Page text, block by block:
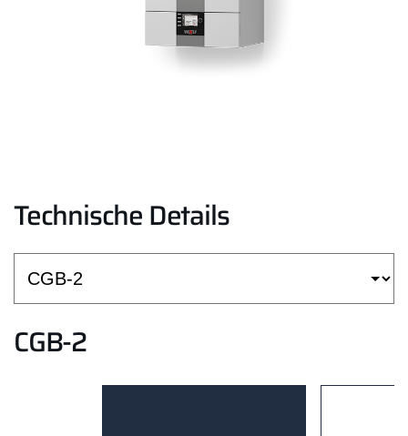
Technische Details
CGB-2